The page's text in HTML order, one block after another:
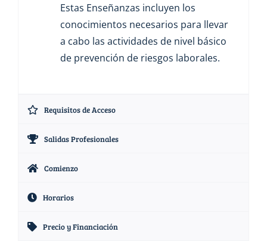
Estas Enseñanzas incluyen los
conocimientos necesarios para llevar
a cabo las actividades de nivel básico
de prevención de riesgos laborales.
Requisitos de Acceso
Salidas Profesionales
Comienzo
Horarios
Precio y Financiación